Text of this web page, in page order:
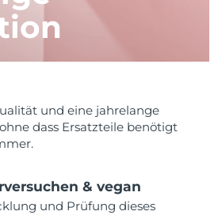
und eine jahrelange
dass Ersatzteile benötigt
& vegan
und Prüfung dieses